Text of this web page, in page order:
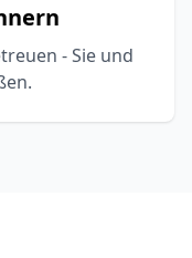
- Sie und